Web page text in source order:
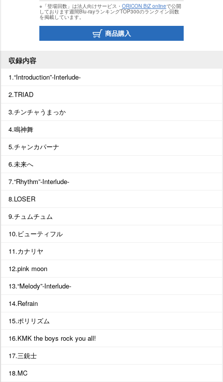
※「登場回数」は法人向けサービス・ ORICON BiZ onlineで公開
しております週間Blu-rayランキングTOP300のランクイン回数
を掲載しています。
商品購入
収録内容
1.“Introduction”-Interlude-
2.TRIAD
3.チンチャうまっか
4.鳴神舞
5.チャンカパーナ
6.未来へ
7.“Rhythm”-Interlude-
8.LOSER
9.チュムチュム
10.ビューティフル
11.カナリヤ
12.pink moon
13.“Melody”-Interlude-
14.Refrain
15.ポリリズム
16.KMK the boys rock you all!
17.三銃士
18.MC